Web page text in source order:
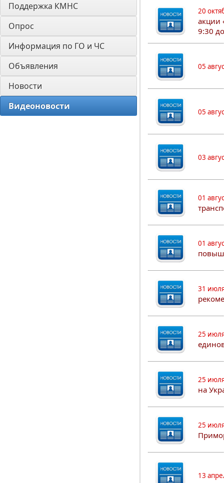
Поддержка КМНС
Опрос
Информация по ГО и ЧС
Объявления
Новости
Видеоновости
20
акции
9:30
05
05
03
01
01
31
25
25
на
25
13